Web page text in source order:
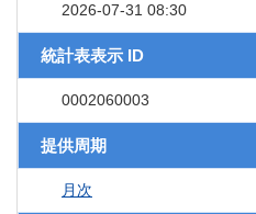
2026-07-31 08:30
統計表表示 ID
0002060003
提供周期
月次